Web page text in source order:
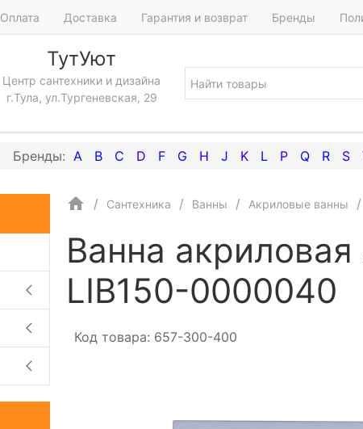
Оплата Доставка Гарантия и возврат Бренды
ТутУют
Центр сантехники и дизайна
г.Тула, ул.Тургеневская, 29
A B C D F G H J K L P Q R S
Сантехника Ванны Акриловые ванны
Ванна
LIB150-0000040
Код товара: 657-300-400